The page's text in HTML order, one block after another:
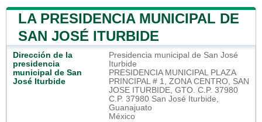
LA PRESIDENCIA MUNICIPAL DE
SAN JOSÉ ITURBIDE
Dirección de la
presidencia
municipal de San
José Iturbide
Presidencia municipal de San José
Iturbide
PRESIDENCIA MUNICIPAL PLAZA
PRINCIPAL # 1, ZONA CENTRO, SAN
JOSE ITURBIDE, GTO. C.P. 37980
C.P. 37980 San José Iturbide,
Guanajuato
México